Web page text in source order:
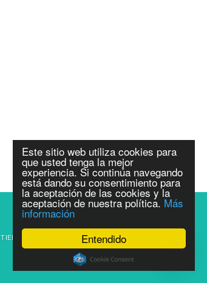
Entendido
Este sitio web utiliza cookies para
que usted tenga la mejor
experiencia. Si continúa navegando
está dando su consentimiento para
la aceptación de las cookies y la
aceptación de nuestra política. Más
información
TIENDA TÉRMINOS Y CONDICIONES